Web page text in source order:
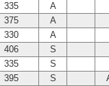
335
A
375
A
330
A
406
S
335
S
395 S